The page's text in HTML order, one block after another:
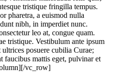
tristique fringilla tempus.
pharetra, a euismod nulla
nibh, in imperdiet nunc.
leo at, congue quam.
tristique. Vestibulum ante ipsum
posuere cubilia Curae;
mattis eget, pulvinar et
vc_row]